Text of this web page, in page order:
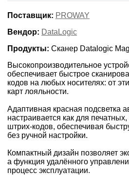
Поставщик: PROWAY
Вендор: DataLogic
Продукты: Сканер Datalogic
Высокопроизводительное
обеспечивает быстрое
кодов на любых носителях: от
карт лояльности.
Адаптивная красная подсветка
настраивается как для
штрих-кодов, обеспечивая
без ручной настройки.
Компактный дизайн позволяет
а функция удалённого
процесс эксплуатации.